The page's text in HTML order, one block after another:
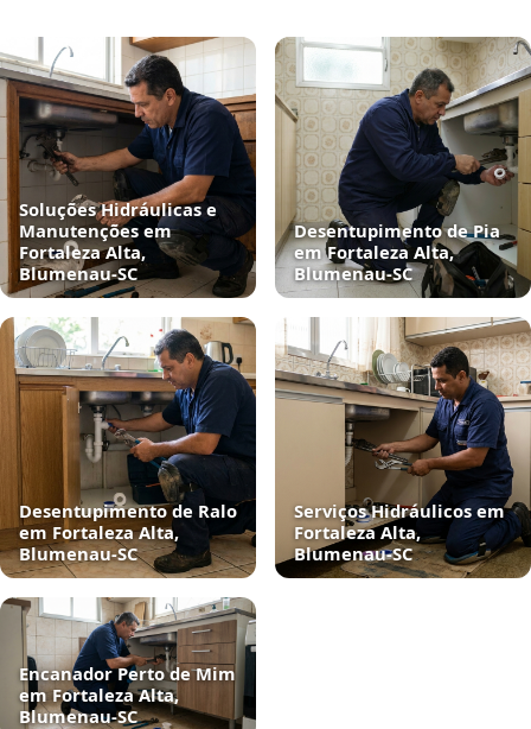
Soluções Hidráulicas e
Manutenções em
Fortaleza Alta,
Blumenau‑SC
Desentupimento de Pia
em Fortaleza Alta,
Blumenau‑SC
Desentupimento de Ralo
em Fortaleza Alta,
Blumenau‑SC
Serviços Hidráulicos em
Fortaleza Alta,
Blumenau‑SC
Encanador Perto de Mim
em Fortaleza Alta,
Blumenau‑SC